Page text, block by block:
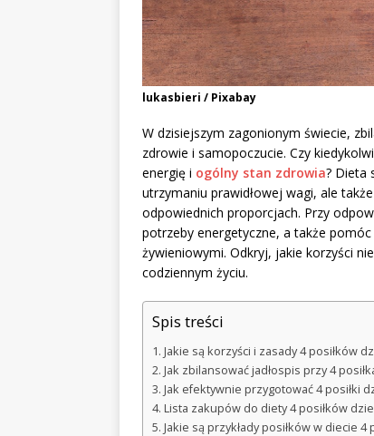
lukasbieri / Pixabay
W dzisiejszym zagonionym świecie,
zdrowie i samopoczucie. Czy
energię i ogólny stan zdrowia? Dieta
utrzymaniu prawidłowej wagi, ale
odpowiednich proporcjach. Przy
potrzeby energetyczne, a także
żywieniowymi. Odkryj, jakie korzyści
codziennym życiu.
Spis treści
Jakie są korzyści i zasady 4 posiłków
Jak zbilansować jadłospis przy 4
Jak efektywnie przygotować 4 posiłki
Lista zakupów do diety 4 posiłków
Jakie są przykłady posiłków w diecie